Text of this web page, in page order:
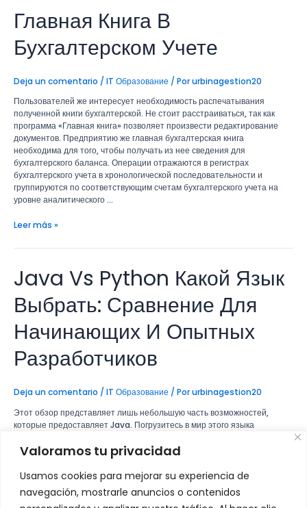
Valoramos tu privacidad
Usamos cookies para mejorar su experiencia de
navegación, mostrarle anuncios o contenidos
Главная Книга В
Бухгалтерском Учете
Deja un comentario / IT Образование / Porurbinagestion20
Пользователей же интересует необходимость распечатывания
полученной книги бухгалтерской. Не стоит расстраиваться, так как
программа «Главная книга» позволяет произвести редактирование
документов. Предприятию же главная бухгалтерская книга
необходима для того, чтобы получать из нее сведения для
бухгалтерского баланса. Операции отражаются в регистрах
бухгалтерского учета в хронологической последовательности и
группируются по соответствующим счетам бухгалтерского учета на
уровне аналитического …
Главная
Книга
Бухгалтерском
Учете
Leer más »
Java Vs Python Какой Язык
Выбрать: Сравнение Для
Начинающих И Опытных
Разработчиков
Deja un comentario / IT Образование / Porurbinagestion20
Этот обзор представляет лишь небольшую часть возможностей,
которые предоставляет Java. Погрузитесь в мир этого языка
выбор в пользу Java, 8-9 из 10 проектов, над которыми вам предстоит
работать, уже готовые. Это большие (иногда даже огромные) проекты
со сложной бизнес-логикой и с большим количеством интеграций.
Стоит учесть, что написанный …
Java
Vs
Какой
Выбрать:
Для
Начинающих
Опытных